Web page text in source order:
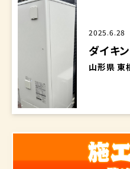
2025.6.28
ダイキ
山形県 東